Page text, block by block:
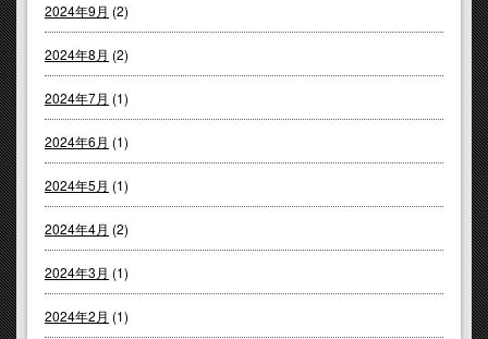
2024年9月 (2)
2024年8月 (2)
2024年7月 (1)
2024年6月 (1)
2024年5月 (1)
2024年4月 (2)
2024年3月 (1)
2024年2月 (1)